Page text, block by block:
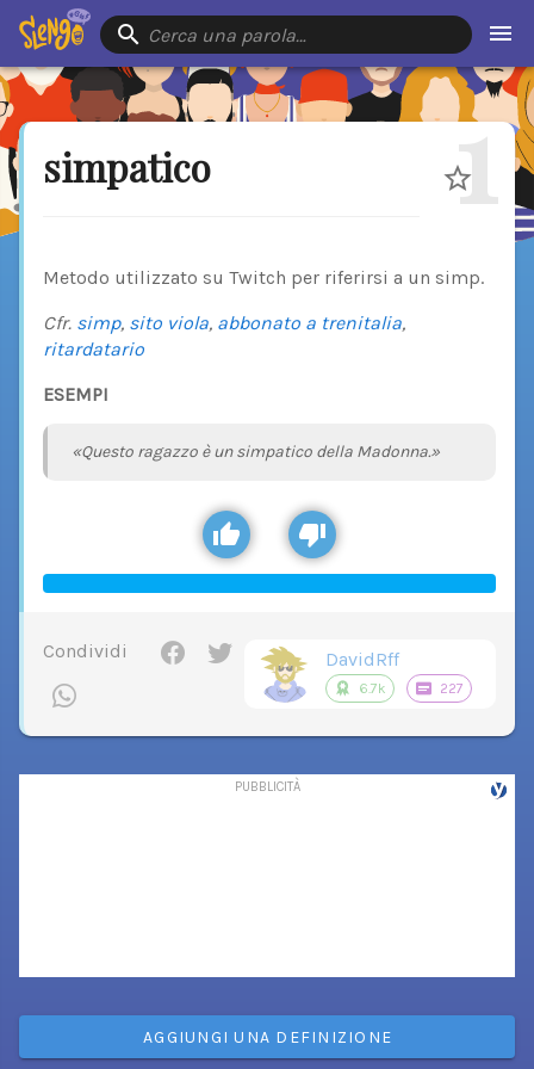
Cerca una parola…
simpatico 1
Metodo utilizzato su Twitch per riferirsi a un simp.
Cfr. simp, sito viola, abbonato a trenitalia,
ritardatario
ESEMPI
«Questo ragazzo è un simpatico della Madonna.»
Condividi DavidRff
6.7k 227
AGGIUNGI UNA DEFINIZIONE